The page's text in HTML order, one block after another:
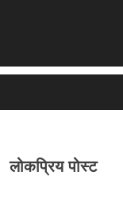
लोकप्रिय पोस्ट